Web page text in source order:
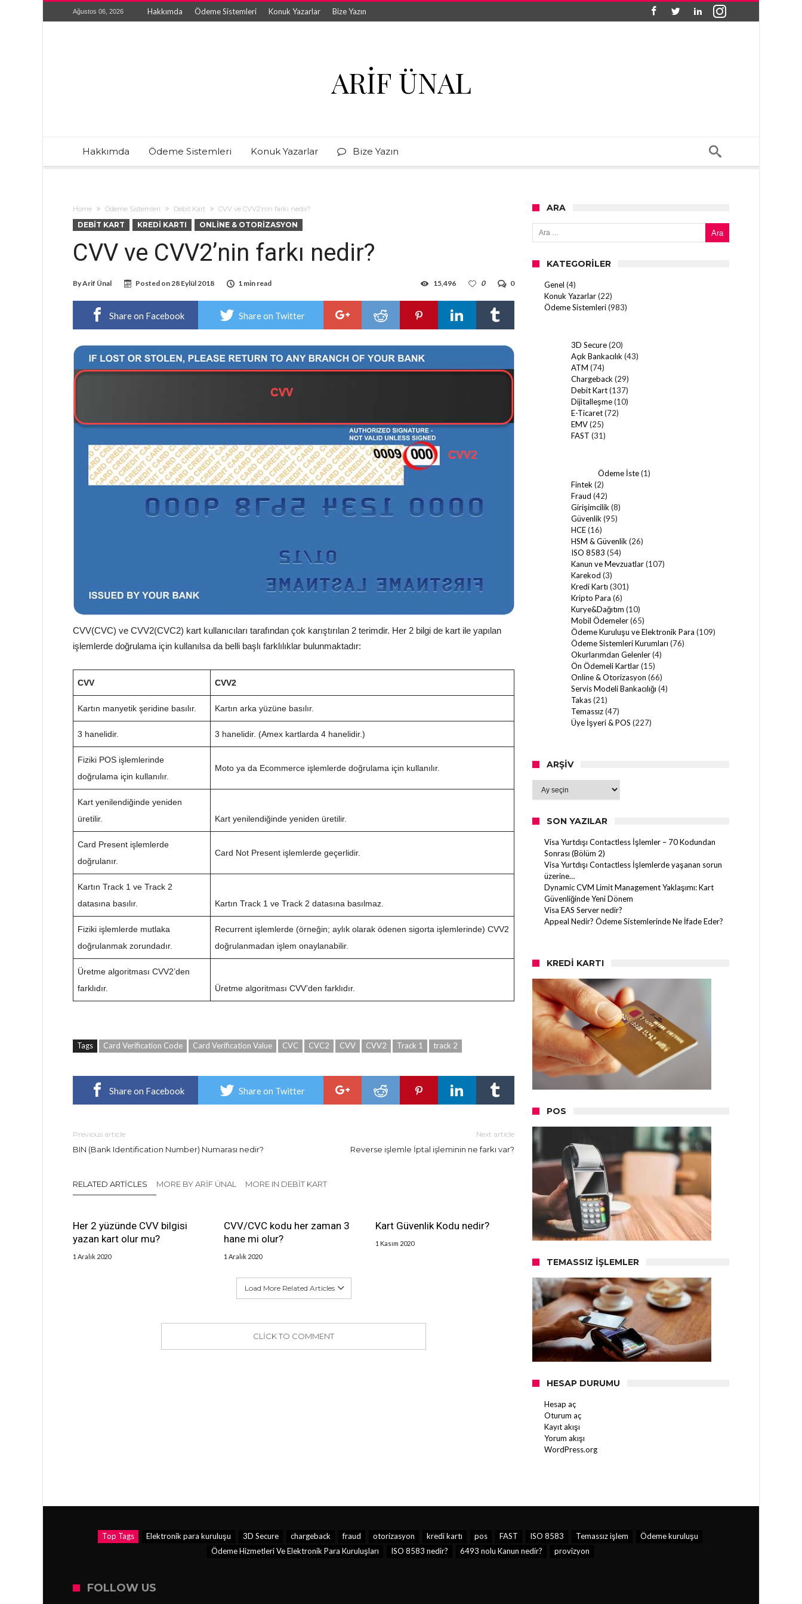
Ağustos 06, 2026 Hakkımda Ödeme Sistemleri Konuk Yazarlar Bize Yazın
ARIF ÜNAL
Hakkımda Ödeme Sistemleri Konuk Yazarlar Bize Yazın
Home Ödeme Sistemleri Debit Kart CVV ve CVV2’nin farkı nedir?
DEBIT KART KREDI KARTI ONLINE & OTORIZASYON
CVV ve CVV2’nin farkı nedir?
ByArif Ünal Posted on28 Eylül 2018 1 min read 0
0
15,496
Share on Facebook Share on Twitter
CVV(CVC) ve CVV2(CVC2) kart kullanıcıları tarafından çok karıştırılan 2 terimdir. Her 2 bilgi de kart ile yapılan
işlemlerde doğrulama için kullanılsa da belli başlı farklılıklar bulunmaktadır:
CVV CVV2
Kartın manyetik şeridine basılır. Kartın arka yüzüne basılır.
3 hanelidir. 3 hanelidir. (Amex kartlarda 4 hanelidir.)
Fiziki POS işlemlerinde
doğrulama için kullanılır.
Moto ya da Ecommerce işlemlerde doğrulama için kullanılır.
Kart yenilendiğinde yeniden
üretilir.
Kart yenilendiğinde yeniden üretilir.
Card Present işlemlerde
doğrulanır.
Card Not Present işlemlerde geçerlidir.
Kartın Track 1 ve Track 2
datasına basılır.
Kartın Track 1 ve Track 2 datasına basılmaz.
Fiziki işlemlerde mutlaka
doğrulanmak zorundadır.
Recurrent işlemlerde (örneğin; aylık olarak ödenen sigorta işlemlerinde) CVV2
doğrulanmadan işlem onaylanabilir.
Üretme algoritması CVV2’den
farklıdır.
Üretme algoritması CVV’den farklıdır.
Tags Card Verification Code Card Verification Value CVC CVC2 CVV CVV2 Track 1 track 2
Share on Facebook Share on Twitter
Previous article
BIN (Bank Identification Number) Numarası nedir?
Next article
Reverse işlemle İptal işleminin ne farkı var?
RELATED ARTICLES MORE BY ARIF ÜNAL MORE IN DEBIT KART
Her 2 yüzünde CVV bilgisi
yazan kart olur mu?
1 Aralık 2020
CVV/CVC kodu her zaman 3
hane mi olur?
1 Aralık 2020
Kart Güvenlik Kodu nedir?
1 Kasım 2020
Load More Related Articles
CLICK TO COMMENT
ARA
Arama:
KATEGORILER
Genel (4)
Konuk Yazarlar(22)
Ödeme Sistemleri(983)
3D Secure(20)
Açık Bankacılık (43)
ATM (74)
Chargeback (29)
Debit Kart(137)
Dijitalleşme(10)
E-Ticaret(72)
EMV(25)
FAST (31)
Ödeme İste(1)
Fintek (2)
Fraud (42)
Girişimcilik (8)
Güvenlik (95)
HCE(16)
HSM & Güvenlik (26)
ISO 8583 (54)
Kanun ve Mevzuatlar(107)
Karekod (3)
Kredi Kartı (301)
Kripto Para (6)
Kurye&Dağıtım (10)
Mobil Ödemeler(65)
Ödeme Kuruluşu ve Elektronik Para (109)
Ödeme Sistemleri Kurumları (76)
Okurlarımdan Gelenler(4)
Ön Ödemeli Kartlar(15)
Online & Otorizasyon (66)
Servis Modeli Bankacılığı (4)
Takas(21)
Temassız(47)
Üye İşyeri & POS (227)
ARŞIV
SON YAZILAR
Visa Yurtdışı Contactless İşlemler – 70 Kodundan
Sonrası (Bölüm 2)
Visa Yurtdışı Contactless İşlemlerde yaşanan sorun
üzerine…
Dynamic CVM Limit Management Yaklaşımı: Kart
Güvenliğinde Yeni Dönem
Visa EAS Server nedir?
Appeal Nedir? Ödeme Sistemlerinde Ne İfade Eder?
KREDI KARTI
POS
TEMASSIZ İŞLEMLER
HESAP DURUMU
Hesap aç
Oturum aç
Kayıt akışı
Yorum akışı
WordPress.org
Top Tags Elektronik para kuruluşu 3D Secure chargeback fraud otorizasyon kredi kartı pos FAST ISO 8583 Temassız işlem
Ödeme kuruluşu
Ödeme Hizmetleri Ve Elektronik Para Kuruluşları
ISO 8583 nedir? 6493 nolu Kanun nedir? provizyon
FOLLOW US